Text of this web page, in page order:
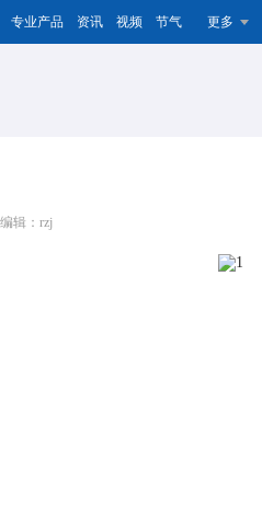
专业产品 资讯 视频 节气 更多
编辑：rzj